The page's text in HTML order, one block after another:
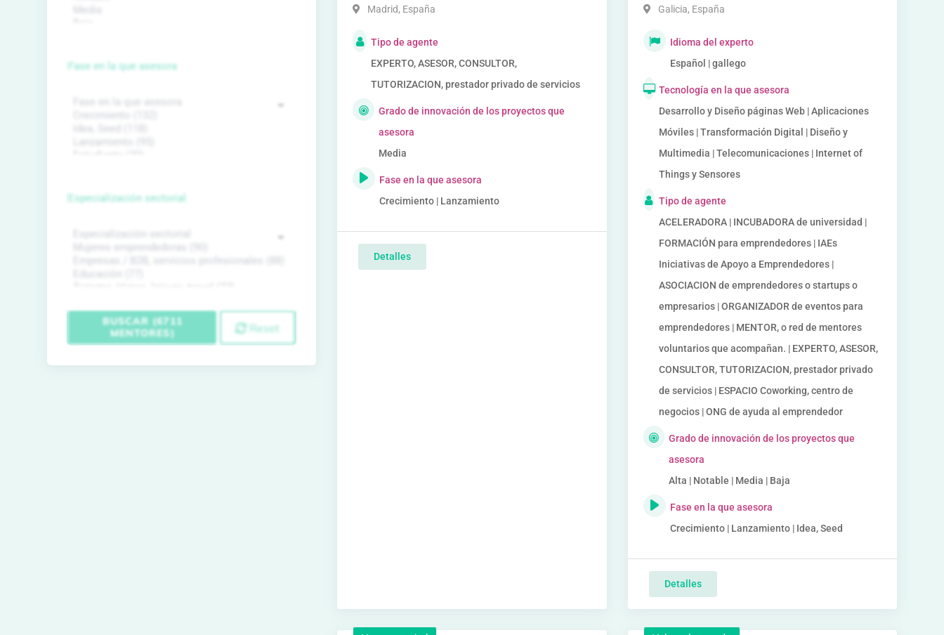
Madrid, España
Tipo de agente
EXPERTO, ASESOR, CONSULTOR,
TUTORIZACION, prestador privado de servicios
Grado de innovación de los proyectos que
asesora
Media
Fase en la que asesora
Crecimiento | Lanzamiento
Detalles
Galicia, España
Idioma del experto
Español | gallego
Tecnología en la que asesora
Desarrollo y Diseño páginas Web | Aplicaciones
Móviles | Transformación Digital | Diseño y
Multimedia | Telecomunicaciones | Internet of
Things y Sensores
Tipo de agente
ACELERADORA | INCUBADORA de universidad |
FORMACIÓN para emprendedores | IAEs
Iniciativas de Apoyo a Emprendedores |
ASOCIACION de emprendedores o startups o
empresarios | ORGANIZADOR de eventos para
emprendedores | MENTOR, o red de mentores
voluntarios que acompañan. | EXPERTO, ASESOR,
CONSULTOR, TUTORIZACION, prestador privado
de servicios | ESPACIO Coworking, centro de
negocios | ONG de ayuda al emprendedor
Grado de innovación de los proyectos que
asesora
Alta | Notable | Media | Baja
Fase en la que asesora
Crecimiento | Lanzamiento | Idea, Seed
Detalles
Fase en la que asesora
Especialización sectorial
BUSCAR (6711
MENTORES)
Reset